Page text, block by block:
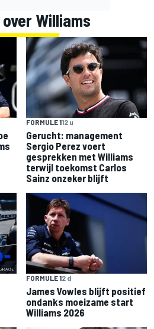
Williams
FORMULE 112 u
Gerucht: management
Sergio Perez voert
gesprekken met Williams
terwijl toekomst Carlos
Sainz onzeker blijft
FORMULE 12 d
James Vowles blijft positief
ondanks moeizame start
Williams 2026